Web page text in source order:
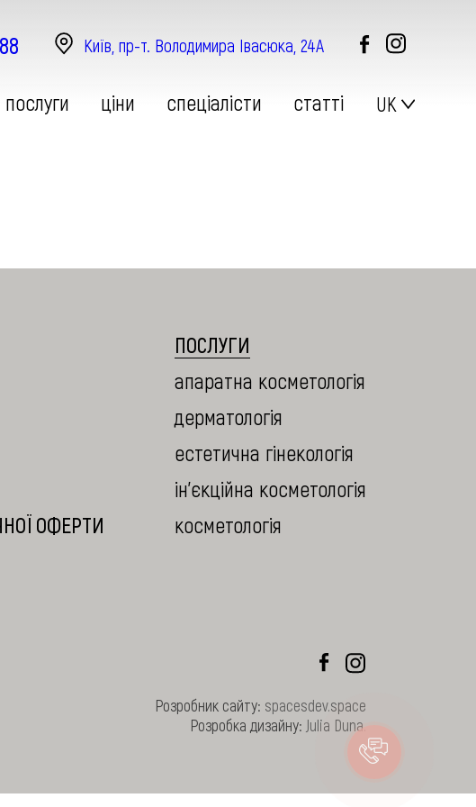
Київ, пр-т. Володимира Івасюка, 24А
послуги
цiни спецiалiсти статтi UK
ОФЕРТИ
ПОСЛУГИ
апаратна косметологія
дерматологія
естетична гінекологія
ін'єкційна косметологія
косметологія
Розробник сайту: spacesdev.space
Розробка дизайну: Julia Duna.